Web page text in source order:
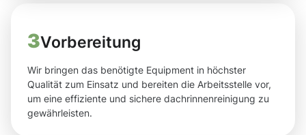
3Vorbereitung
Wir bringen das benötigte Equipment in höchster
Qualität zum Einsatz und bereiten die Arbeitsstelle vor,
um eine effiziente und sichere dachrinnenreinigung zu
gewährleisten.